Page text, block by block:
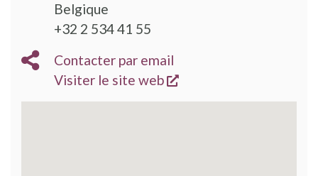
Belgique
+32 2 534 41 55
Contacter par email
Visiter le site web
s'ouvre dans une